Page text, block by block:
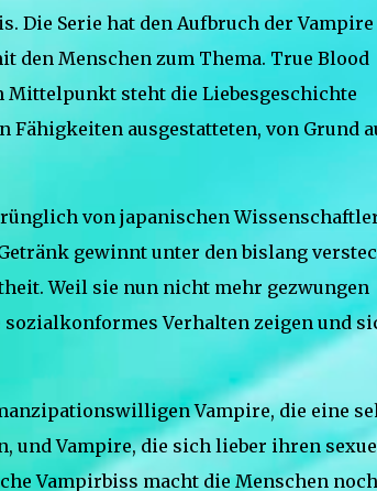
Die Serie hat den Aufbruch der
den Menschen zum Thema. True Blood
steht die Liebesgeschichte
ausgestatteten, von Grund
von japanischen
gewinnt unter den bislang
Weil sie nun nicht mehr gezwungen
sozialkonformes Verhalten zeigen und
Vampire, die eine
und Vampire, die sich lieber ihren
Vampirbiss macht die Menschen noch